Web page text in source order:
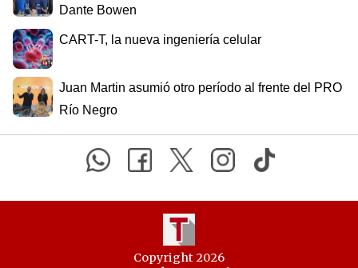
Dante Bowen
CART-T, la nueva ingeniería celular
Juan Martin asumió otro período al frente del PRO
Río Negro
Copyright 2026